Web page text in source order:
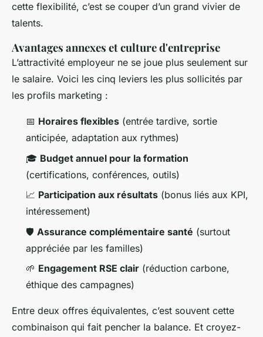
cette flexibilité, c’est se couper d’un grand vivier de
talents.
Avantages annexes et culture d'entreprise
L’attractivité employeur ne se joue plus seulement sur
le salaire. Voici les cinq leviers les plus sollicités par
les profils marketing :
📅 Horaires flexibles (entrée tardive, sortie
anticipée, adaptation aux rythmes)
🎓 Budget annuel pour la formation
(certifications, conférences, outils)
📈 Participation aux résultats (bonus liés aux KPI,
intéressement)
🛡️ Assurance complémentaire santé (surtout
appréciée par les familles)
🌱 Engagement RSE clair (réduction carbone,
éthique des campagnes)
Entre deux offres équivalentes, c’est souvent cette
combinaison qui fait pencher la balance. Et croyez-